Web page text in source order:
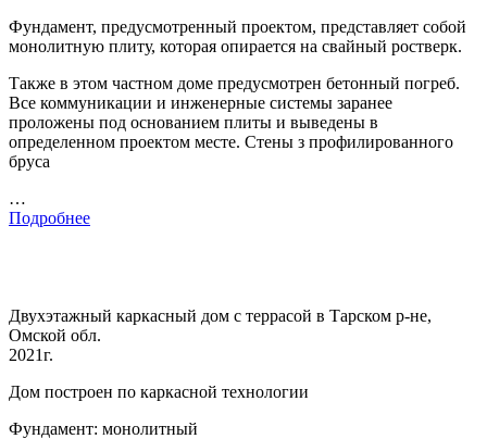
Фундамент, предусмотренный проектом, представляет собой
монолитную плиту, которая опирается на свайный ростверк.
Также в этом частном доме предусмотрен бетонный погреб.
Все коммуникации и инженерные системы заранее
проложены под основанием плиты и выведены в
определенном проектом месте. Стены з профилированного
бруса
…
Подробнее
Двухэтажный каркасный дом с террасой в Тарском р-не,
Омской обл.
2021г.
Дом построен по каркасной технологии
Фундамент: монолитный